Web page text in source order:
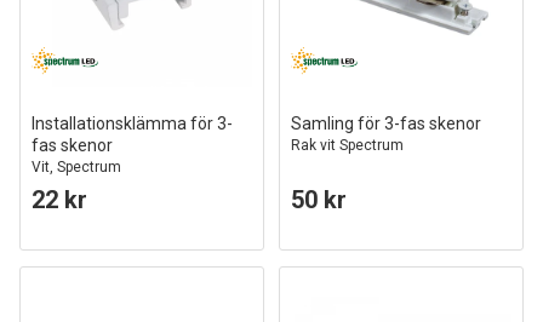
Installationsklämma för 3-
fas skenor
Vit, Spectrum
22 kr
Samling för 3-fas skenor
Rak vit Spectrum
50 kr